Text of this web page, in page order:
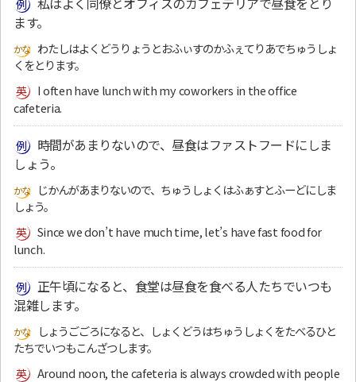
ます。
わたしはよくどうりょうとおふぃすのかふぇてりあでちゅうしょ
くをとります。
I often have lunch with my coworkers in the office
cafeteria.
時間があまりないので、昼食はファストフードにしま
しょう。
じかんがあまりないので、ちゅうしょくはふぁすとふーどにしま
しょう。
Since we don’t have much time, let’s have fast food for
lunch.
正午頃になると、食堂は昼食を食べる人たちでいつも
混雑します。
しょうごごろになると、しょくどうはちゅうしょくをたべるひと
たちでいつもこんざつします。
Around noon, the cafeteria is always crowded with people